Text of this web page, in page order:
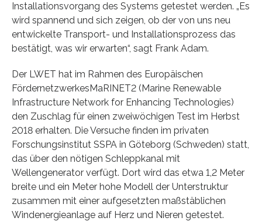
Installationsvorgang des Systems getestet werden. „Es
wird spannend und sich zeigen, ob der von uns neu
entwickelte Transport- und Installationsprozess das
bestätigt, was wir erwarten“, sagt Frank Adam.
Der LWET hat im Rahmen des Europäischen
FördernetzwerkesMaRINET2 (Marine Renewable
Infrastructure Network for Enhancing Technologies)
den Zuschlag für einen zweiwöchigen Test im Herbst
2018 erhalten. Die Versuche finden im privaten
Forschungsinstitut SSPA in Göteborg (Schweden) statt,
das über den nötigen Schleppkanal mit
Wellengenerator verfügt. Dort wird das etwa 1,2 Meter
breite und ein Meter hohe Modell der Unterstruktur
zusammen mit einer aufgesetzten maßstäblichen
Windenergieanlage auf Herz und Nieren getestet.